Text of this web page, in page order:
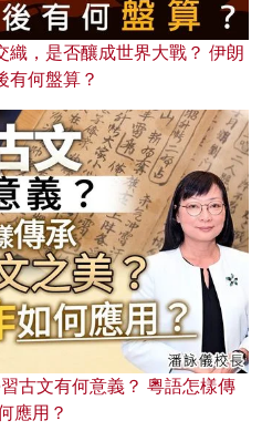
織，是否釀成世界大戰？ 伊朗
有何盤算？
古文有何意義？ 粵語怎樣傳
應用？